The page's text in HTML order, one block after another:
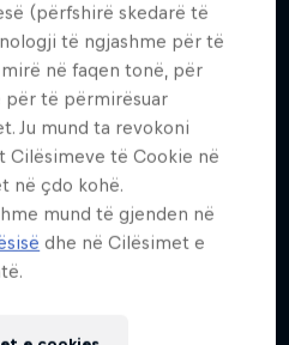
(përfshirë skedarë të
të ngjashme për të
në faqen tonë, për
për të përmirësuar
Ju mund ta revokoni
të Cookie në
në çdo kohë.
mund të gjenden në
dhe në Cilësimet e